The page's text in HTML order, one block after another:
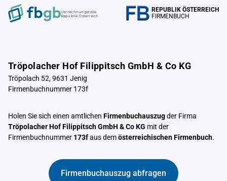
Verrechnungstelle
Republik Österreich
REPUBLIK ÖSTERREICH
FIRMENBUCH
Tröpolacher Hof Filippitsch GmbH & Co KG
Tröpolach 52, 9631 Jenig
Firmenbuchnummer 173f
Holen Sie sich einen amtlichen Firmenbuchauszugder Firma
Tröpolacher Hof Filippitsch GmbH & Co KG mit der
Firmenbuchnummer 173faus demösterreichischen Firmenbuch.
Firmenbuchauszug abfragen